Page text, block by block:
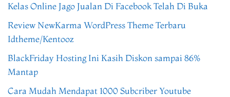
Kelas Online Jago Jualan Di Facebook Telah Di Buka
Review NewKarma WordPress Theme Terbaru
Idtheme/Kentooz
BlackFriday Hosting Ini Kasih Diskon sampai 86%
Mantap
Cara Mudah Mendapat 1000 Subcriber Youtube